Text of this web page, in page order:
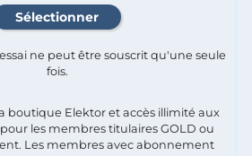
ne peut être souscrit qu'une seule
fois.​
boutique Elektor et accès illimité aux
les membres titulaires GOLD ou
Les membres avec abonnement